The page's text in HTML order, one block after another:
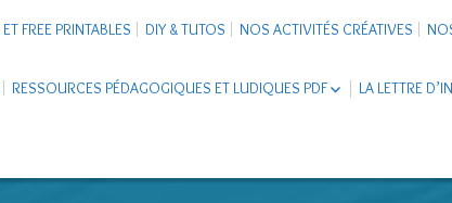
FREE PRINTABLES DIY & TUTOS NOS ACTIVITÉS CRÉATIVES
RESSOURCES PÉDAGOGIQUES ET LUDIQUES PDF
CARNETS DE VOYAGE ENFANTS
LA LETTRE